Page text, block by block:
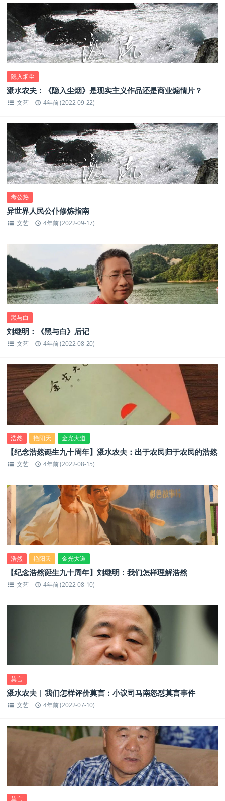
隐入烟尘
滠水农夫：《隐入尘烟》是现实主义作品还是商业煽情片？
文艺 4年前 (2022-09-22)
考公热
异世界人民公仆修炼指南
文艺 4年前 (2022-09-17)
黑与白
刘继明：《黑与白》后记
文艺 4年前 (2022-08-20)
浩然 艳阳天 金光大道
【纪念浩然诞生九十周年】滠水农夫：出于农民归于农民的浩然
文艺 4年前 (2022-08-15)
浩然 艳阳天 金光大道
【纪念浩然诞生九十周年】刘继明：我们怎样理解浩然
文艺 4年前 (2022-08-10)
莫言
滠水农夫 | 我们怎样评价莫言：小议司马南怒怼莫言事件
文艺 4年前 (2022-07-10)
莫言